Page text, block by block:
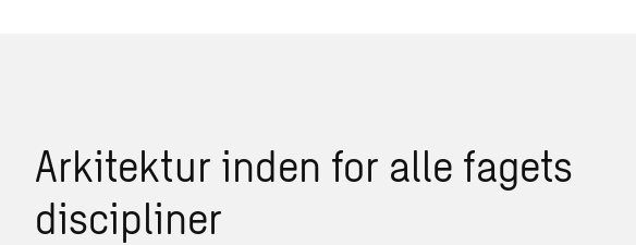
Arkitektur inden for alle fagets
discipliner